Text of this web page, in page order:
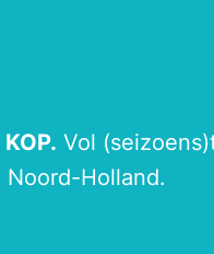
Vol
Holland.